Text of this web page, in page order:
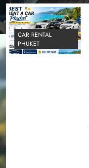
CAR RENTAL
PHUKET